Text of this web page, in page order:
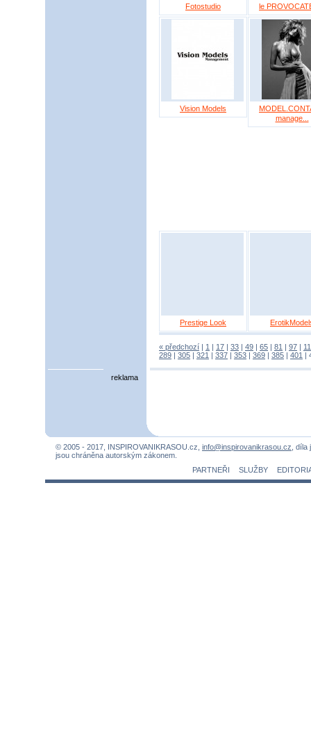
Fotostudio le
Vision Models
manage...
Prestige Look
« předchozí 1 17 33 49 65 81 97
289
305 321 337 353 369 385 401
reklama
© 2005 - 2017, INSPIROVANIKRASOU.cz, info@inspirovanikrasou.cz, díla
jsou chráněna autorským zákonem.
PARTNEŘI
SLUŽBY